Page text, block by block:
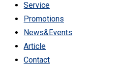
Service
Promotions
News&Events
Article
Contact